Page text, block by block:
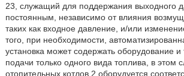
23, служащий для поддержания выходного
постоянным, независимо от влияния
таких как входное давление, и/или
того, при необходимости,
установка может содержать оборудование
подачи только одного вида топлива, в этом
отопительных котлов 2 оборудуется